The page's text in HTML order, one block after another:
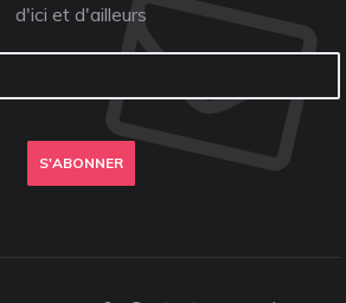
d'ici et d'ailleurs
S'ABONNER